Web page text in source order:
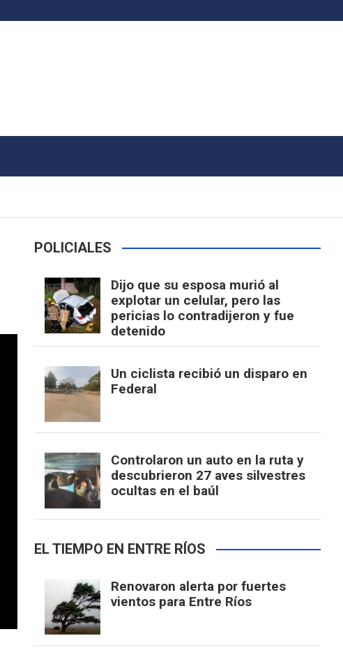
POLICIALES
Dijo que su esposa murió al
explotar un celular, pero las
pericias lo contradijeron y fue
detenido
Un ciclista recibió un disparo en
Federal
Controlaron un auto en la ruta y
descubrieron 27 aves silvestres
ocultas en el baúl
EL TIEMPO EN ENTRE RÍOS
Renovaron alerta por fuertes
vientos para Entre Ríos